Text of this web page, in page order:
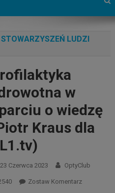
LUDZI
w
o wiedzę
Kraus dla
23 Czerwca 2023 OptyClub
Zostaw Komentarz